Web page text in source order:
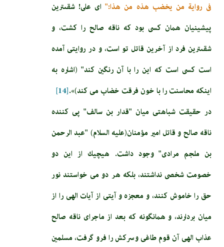
فى رواية من يخضب هذه من هذا:" اى على! شقى‏ترين
پيشينيان همان كسى بود كه ناقه صالح را كشت، و
شقى‏ترين فرد از آخرين قاتل تو است، و در روايتى آمده
است كسى است كه اين را با آن رنگين كند" (اشاره به
اينكه محاسنت را با خون فرقت خضاب مى‏ كند)».[14]
در حقيقت شباهتى ميان "قدار بن سالف" پى كننده
ناقه صالح و قاتل امير مؤمنان(علیه السلام) "عبد الرحمن
بن ملجم‏ مرادى" وجود داشت. هيچيك از اين دو
خصومت شخصى نداشتند، بلكه هر دو مى‏ خواستند نور
حق را خاموش كنند، و معجزه و آيتى از آيات الهى را از
ميان بردارند، و همانگونه كه بعد از ماجراى ناقه صالح
عذاب الهى آن قوم طاغى و سركش را فرو گرفت، مسلمين